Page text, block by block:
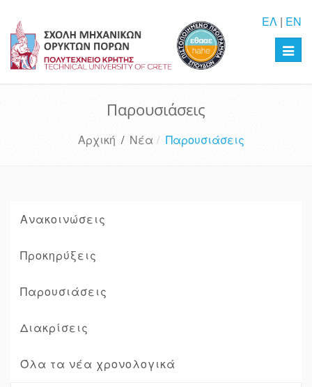
ΕΛ | EN
Παρουσιάσεις
Αρχική / Νέα Παρουσιάσεις
Ανακοινώσεις
Προκηρύξεις
Παρουσιάσεις
Διακρίσεις
Όλα τα νέα χρονολογικά